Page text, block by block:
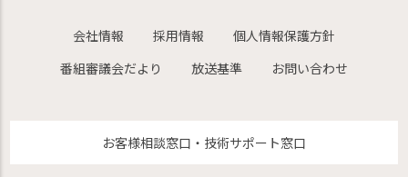
会社情報 採用情報
個人情報保護方針
番組審議会だより
放送基準 お問い合わせ
お客様相談窓口・技術サポート窓口